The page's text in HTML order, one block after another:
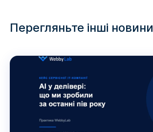
Перегляньте інші новини